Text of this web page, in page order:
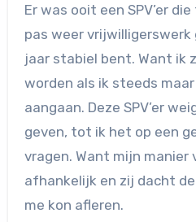
Er was ooit een SPV’er die tegen mij zei: je mag
pas weer
jaar stabiel bent. Want ik
worden als ik steeds
aangaan. Deze SPV’er
geven, tot ik het op een
vragen. Want mijn manier
afhankelijk en zij dacht
me kon afleren.